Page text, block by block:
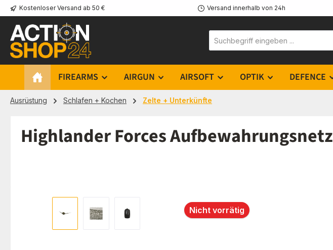
Hauptinhalt springen
Zur Suche springen
Zur Hauptnavigation springen
Kostenloser Versand ab 50 € Versand innerhalb von 24h
FIREARMS AIRGUN AIRSOFT OPTIK DEFENCE
Ausrüstung Schlafen + Kochen Zelte + Unterkünfte
Highlander Forces Aufbewahrungsnetz
Nicht vorrätig